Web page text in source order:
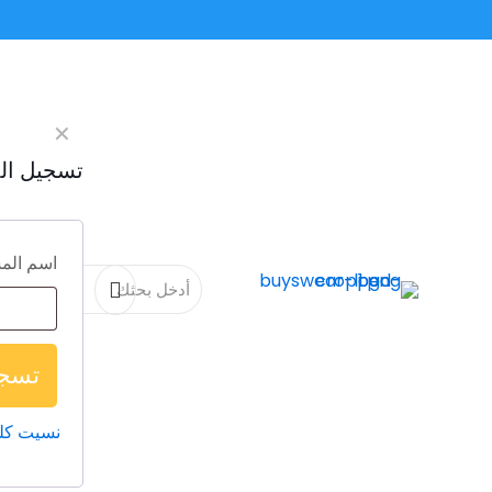
✕
تسجيل
اسم
نسيت